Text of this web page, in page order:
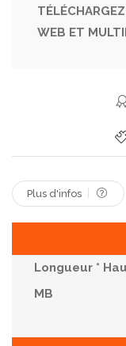
Terre Planète
Touchant
Intelligence
WEB ET
Plus d'infos